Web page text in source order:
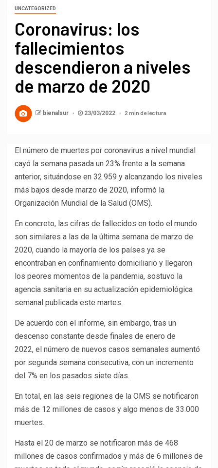
UNCATEGORIZED
Coronavirus: los
fallecimientos
descendieron a niveles
de marzo de 2020
bienalsur 23/03/2022 2 min de lectura
El número de muertes por coronavirus a nivel mundial
cayó la semana pasada un 23% frente a la semana
anterior, situándose en 32.959 y alcanzando los niveles
más bajos desde marzo de 2020, informó la
Organización Mundial de la Salud (OMS).
En concreto, las cifras de fallecidos en todo el mundo
son similares a las de la última semana de marzo de
2020, cuando la mayoría de los países ya se
encontraban en confinamiento domiciliario y llegaron
los peores momentos de la pandemia, sostuvo la
agencia sanitaria en su actualización epidemiológica
semanal publicada este martes.
De acuerdo con el informe, sin embargo, tras un
descenso constante desde finales de enero de
2022, el número de nuevos casos semanales aumentó
por segunda semana consecutiva, con un incremento
del 7% en los pasados siete días.
En total, en las seis regiones de la OMS se notificaron
más de 12 millones de casos y algo menos de 33.000
muertes.
Hasta el 20 de marzo se notificaron más de 468
millones de casos confirmados y más de 6 millones de